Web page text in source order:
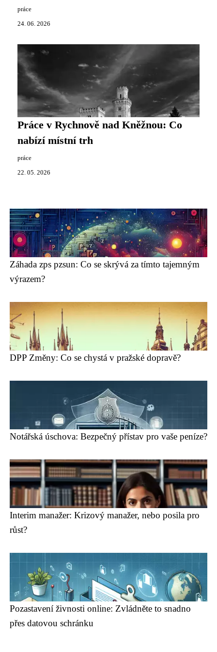
práce
24. 06. 2026
Práce v Rychnově nad Kněžnou: Co
nabízí místní trh
práce
22. 05. 2026
Záhada zps pzsun: Co se skrývá za tímto tajemným
výrazem?
DPP Změny: Co se chystá v pražské dopravě?
Notářská úschova: Bezpečný přístav pro vaše peníze?
Interim manažer: Krizový manažer, nebo posila pro
růst?
Pozastavení živnosti online: Zvládněte to snadno
přes datovou schránku